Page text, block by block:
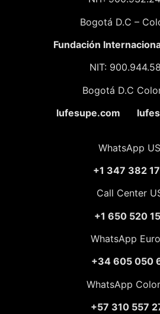
Bogotá D.C –
Fundación
NIT:
Bogotá D.C
lufesupe.com
WhatsApp
+1 347 382
Call Center
+1 650 520
WhatsApp
+34 605 050
WhatsApp
+57 310 557